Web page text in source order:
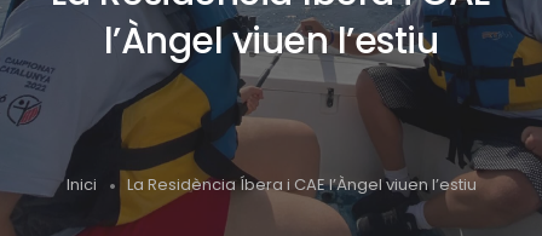
l’Àngel viuen l’estiu
Inici La Residència Íbera i CAE l’Àngel viuen l’estiu